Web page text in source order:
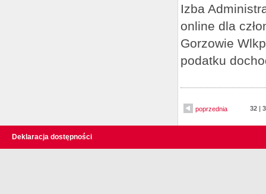
Izba
online dla
Gorzowie
podatku
poprzednia 32 |
Deklaracja dostępności